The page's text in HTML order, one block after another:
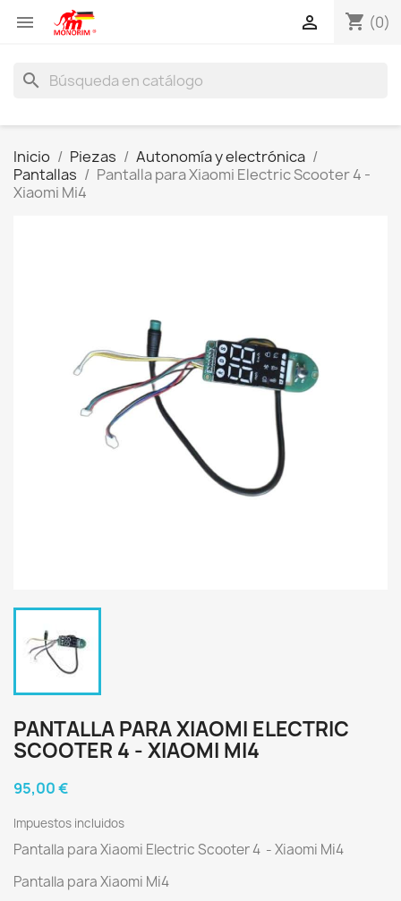
 shopping_cart (0)

search
Inicio Piezas
Autonomía y electrónica
Pantallas
Pantalla para Xiaomi Electric Scooter 4 -
Xiaomi Mi4
PANTALLA PARA XIAOMI ELECTRIC
SCOOTER 4 - XIAOMI MI4
95,00 €
Impuestos incluidos
Pantalla para Xiaomi Electric Scooter 4 - Xiaomi Mi4
Pantalla para Xiaomi Mi4